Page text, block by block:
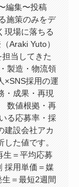
編集〜投稿
施策のみをデ
現場に落ちる
Araki Yuto）
当してきた
製造・物流領
×SNS採用の運
・成果・再現
数値根拠・再
る応募率・採
建設会社アカ
た値です。
生＝平均応募
採用単価＝媒
＝最短2週間